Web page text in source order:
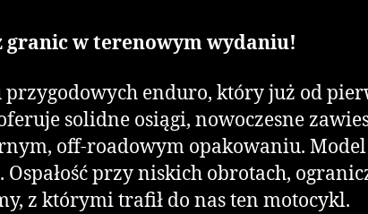
granic w terenowym wydaniu!
przygodowych enduro, który już od
solidne osiągi, nowoczesne
off-roadowym opakowaniu. Model
przy niskich obrotach,
z którymi trafił do nas ten motocykl.